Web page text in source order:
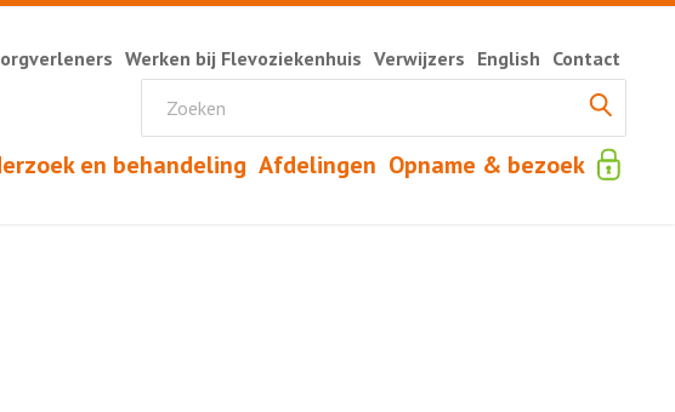
en behandeling Afdelingen Opname & bezoek
Werken bij Flevoziekenhuis Verwijzers English Contact